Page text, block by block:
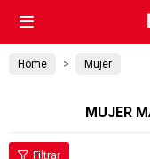

Home Mujer
MUJER